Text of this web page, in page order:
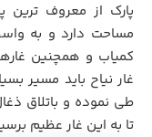
مساحت دارد و به
کمیاب و همچنین
غار نیاح باید مسیر
طی نموده و باتلاق
تا به این غار عظیم